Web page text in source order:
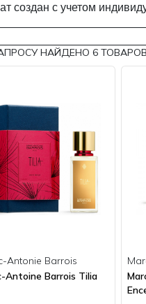
создан с учетом
НАЙДЕНО 6 ТОВАРОВ
Antonie Barrois
Antoine Barrois Tilia